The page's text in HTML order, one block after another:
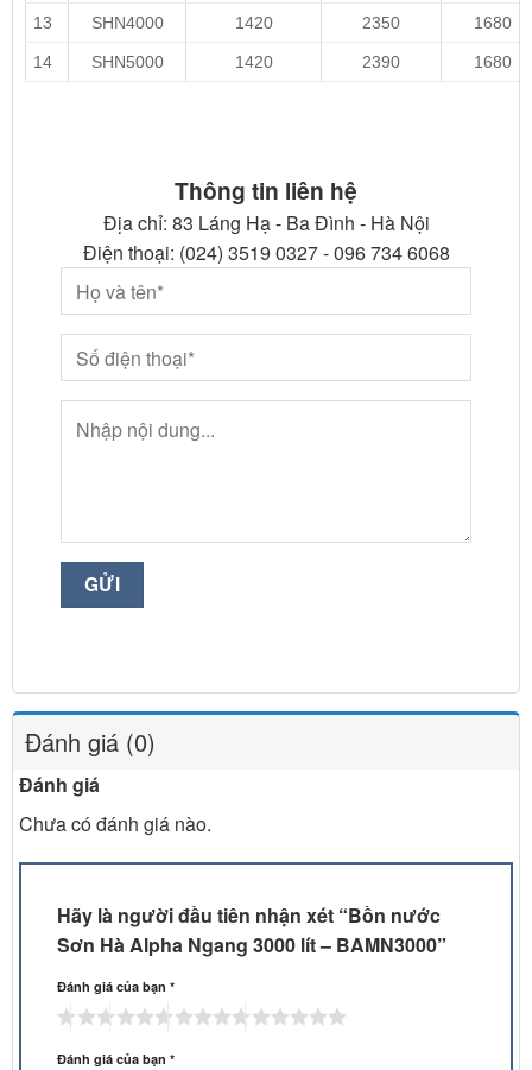
13 SHN4000 1420 2350 1680
14 SHN5000 1420 2390 1680
Thông tin liên hệ
Địa chỉ: 83 Láng Hạ - Ba Đình - Hà Nội
Điện thoại: (024) 3519 0327 - 096 734 6068
Đánh giá (0)
Đánh giá
Chưa có đánh giá nào.
Hãy là người đầu tiên nhận xét “Bồn nước
Sơn Hà Alpha Ngang 3000 lít – BAMN3000”
Đánh giá của bạn *
Đánh giá của bạn *